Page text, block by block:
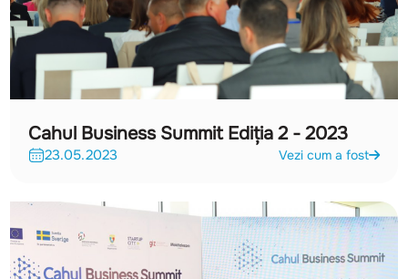
Cahul Business Summit Ediția 2 - 2023
23.05.2023 Vezi cum a fost